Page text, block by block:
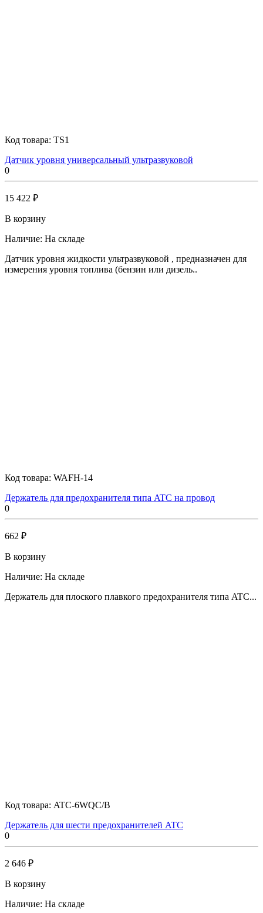
Код товара: TS1
Датчик уровня универсальный ультразвуковой
0
15 422 ₽
В корзину
Наличие: На складе
Датчик уровня жидкости ультразвуковой , предназначен для
измерения уровня топлива (бензин или дизель..
Код товара: WAFH-14
Держатель для предохранителя типа ATC на провод
0
662 ₽
В корзину
Наличие: На складе
Держатель для плоского плавкого предохранителя типа ATC...
Код товара: ATC-6WQC/B
Держатель для шести предохранителей ATC
0
2 646 ₽
В корзину
Наличие: На складе